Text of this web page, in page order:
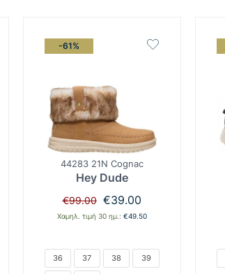
-61%
44283 21N Cognac
Hey Dude
€99.00 Original
price
was:
€39.00Η
τρέχουσα
€39.00.
Χαμηλ. τιμή 30 ημ.: €49.50
36 37 38 39